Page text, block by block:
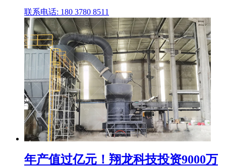
联系电话: 180 3780 8511
年产值过亿元！翔龙科技投资9000万